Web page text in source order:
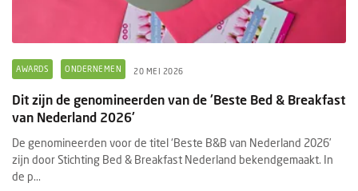
AWARDS ONDERNEMEN 20 MEI 2026
Dit zijn de genomineerden van de 'Beste Bed & Breakfast
van Nederland 2026'
De genomineerden voor de titel ‘Beste B&B van Nederland 2026’
zijn door Stichting Bed & Breakfast Nederland bekendgemaakt. In
de p...